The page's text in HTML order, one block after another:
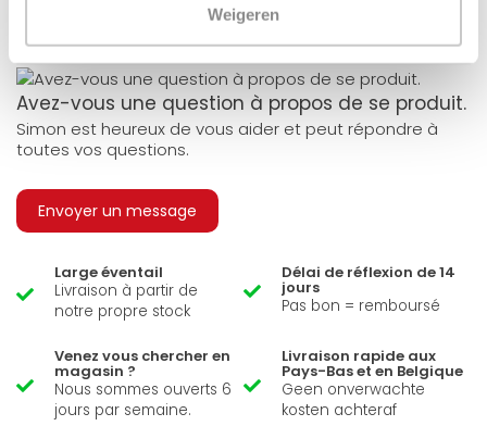
Weigeren
Avez-vous une question à propos de se produit.
Simon est heureux de vous aider et peut répondre à
toutes vos questions.
Envoyer un message
Large éventail
Livraison à partir de
notre propre stock
Délai de réflexion de 14
jours
Pas bon = remboursé
Venez vous chercher en
magasin ?
Nous sommes ouverts 6
jours par semaine.
Livraison rapide aux
Pays-Bas et en Belgique
Geen onverwachte
kosten achteraf